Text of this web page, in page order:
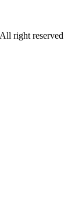
right reserved